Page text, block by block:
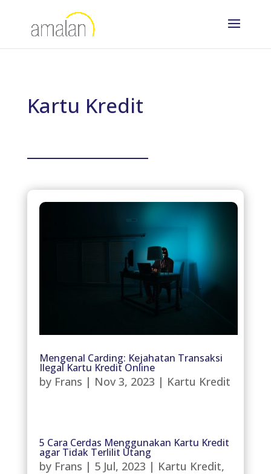
Kartu Kredit
Mengenal Carding: Kejahatan Transaksi
Ilegal Kartu Kredit Online
by Frans | Nov 3, 2023 | Kartu Kredit
5 Cara Cerdas Menggunakan Kartu Kredit
agar Tidak Terlilit Utang
by Frans | 5 Jul, 2023 | Kartu Kredit,